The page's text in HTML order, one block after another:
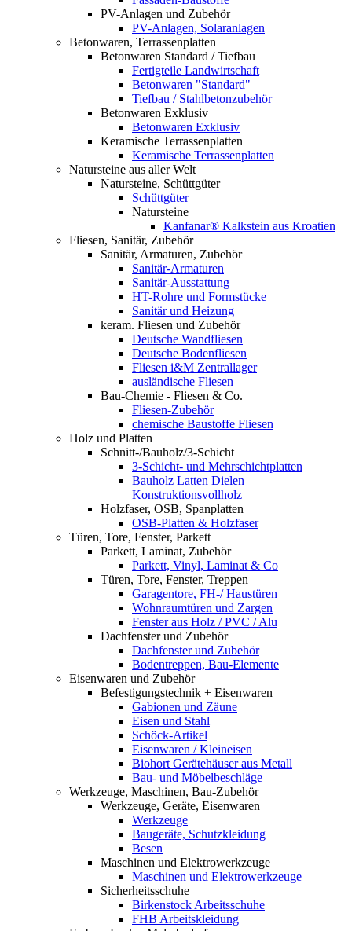
PV-Anlagen und Zubehör
PV-Anlagen, Solaranlagen
Betonwaren, Terrassenplatten
Betonwaren Standard / Tiefbau
Fertigteile Landwirtschaft
Betonwaren "Standard"
Tiefbau / Stahlbetonzubehör
Betonwaren Exklusiv
Betonwaren Exklusiv
Keramische Terrassenplatten
Keramische Terrassenplatten
Natursteine aus aller Welt
Natursteine, Schüttgüter
Schüttgüter
Natursteine
Kanfanar® Kalkstein aus Kroatien
Fliesen, Sanitär, Zubehör
Sanitär, Armaturen, Zubehör
Sanitär-Armaturen
Sanitär-Ausstattung
HT-Rohre und Formstücke
Sanitär und Heizung
keram. Fliesen und Zubehör
Deutsche Wandfliesen
Deutsche Bodenfliesen
Fliesen i&M Zentrallager
ausländische Fliesen
Bau-Chemie - Fliesen & Co.
Fliesen-Zubehör
chemische Baustoffe Fliesen
Holz und Platten
Schnitt-/Bauholz/3-Schicht
3-Schicht- und Mehrschichtplatten
Bauholz Latten Dielen
Konstruktionsvollholz
Holzfaser, OSB, Spanplatten
OSB-Platten & Holzfaser
Türen, Tore, Fenster, Parkett
Parkett, Laminat, Zubehör
Parkett, Vinyl, Laminat & Co
Türen, Tore, Fenster, Treppen
Garagentore, FH-/ Haustüren
Wohnraumtüren und Zargen
Fenster aus Holz / PVC / Alu
Dachfenster und Zubehör
Dachfenster und Zubehör
Bodentreppen, Bau-Elemente
Eisenwaren und Zubehör
Befestigungstechnik + Eisenwaren
Gabionen und Zäune
Eisen und Stahl
Schöck-Artikel
Eisenwaren / Kleineisen
Biohort Gerätehäuser aus Metall
Bau- und Möbelbeschläge
Werkzeuge, Maschinen, Bau-Zubehör
Werkzeuge, Geräte, Eisenwaren
Werkzeuge
Baugeräte, Schutzkleidung
Besen
Maschinen und Elektrowerkzeuge
Maschinen und Elektrowerkzeuge
Sicherheitsschuhe
Birkenstock Arbeitsschuhe
FHB Arbeitskleidung